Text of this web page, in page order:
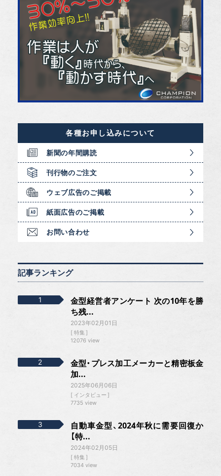
各種お申し込みについて
新聞の年間購読
刊行物のご注文
ウェブ広告のご掲載
紙面広告のご掲載
お問い合わせ
記事ランキング
金型経営者アンケート 次の10年を勝
ち残...
2023年02月01日
特集
12076 view
金型・プレス加工メーカーと精密板金
加...
2025年06月06日
インタビュー
7735 view
自動車金型、2024年秋に需要回復か
【特...
2024年02月05日
特集
7034 view